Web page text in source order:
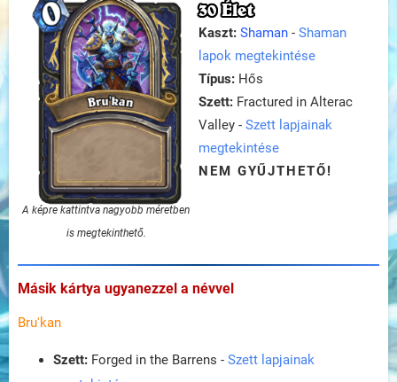
A képre kattintva nagyobb méretben
is megtekinthető.
30 Élet
Kaszt: Shaman - Shaman
lapok megtekintése
Típus: Hős
Szett: Fractured in Alterac
Valley - Szett lapjainak
megtekintése
NEM GYŰJTHETŐ!
Másik kártya ugyanezzel a névvel
Bru'kan
Szett: Forged in the Barrens - Szett lapjainak